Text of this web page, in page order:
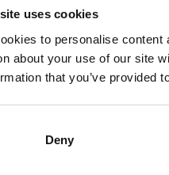
uses cookies
to personalise
about your use of our site
that you’ve provided
Deny
279